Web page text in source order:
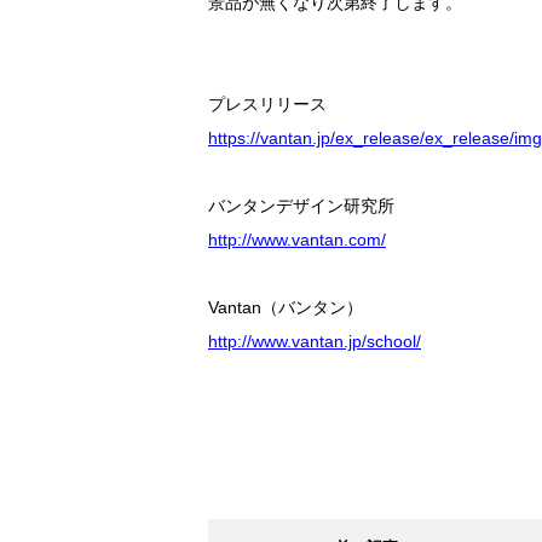
プレスリリース
https://vantan.jp/ex_release/ex_release/
バンタンデザイン研究所
http://www.vantan.com/
Vantan（バンタン）
http://www.vantan.jp/school/